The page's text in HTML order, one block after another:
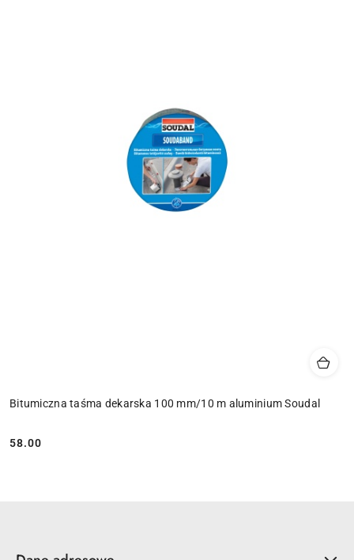
Bitumiczna taśma dekarska 100 mm/10 m aluminium Soudal
Cena:
58.00